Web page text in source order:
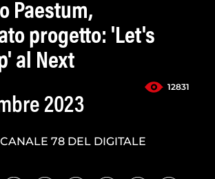
Paestum,
progetto: 'Let's
al Next
12831
2023
78 DEL DIGITALE